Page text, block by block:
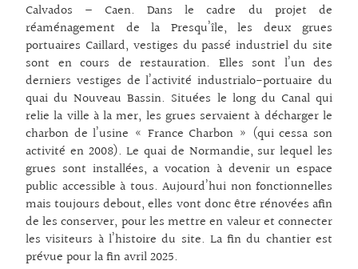
Calvados – Caen. Dans le cadre du projet de
réaménagement de la Presqu’île, les deux grues
portuaires Caillard, vestiges du passé industriel du site
sont en cours de restauration. Elles sont l’un des
derniers vestiges de l’activité industrialo-portuaire du
quai du Nouveau Bassin. Situées le long du Canal qui
relie la ville à la mer, les grues servaient à décharger le
charbon de l’usine « France Charbon » (qui cessa son
activité en 2008). Le quai de Normandie, sur lequel les
grues sont installées, a vocation à devenir un espace
public accessible à tous. Aujourd’hui non fonctionnelles
mais toujours debout, elles vont donc être rénovées afin
de les conserver, pour les mettre en valeur et connecter
les visiteurs à l’histoire du site. La fin du chantier est
prévue pour la fin avril 2025.